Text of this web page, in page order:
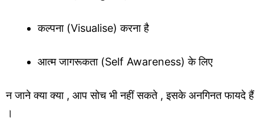
कल्पना (Visualise) करना है
आत्म जागरूकता (Self Awareness) के लिए
न जाने क्या क्या , आप सोच भी नहीं सकते , इसके अनगिनत फायदे हैं
।